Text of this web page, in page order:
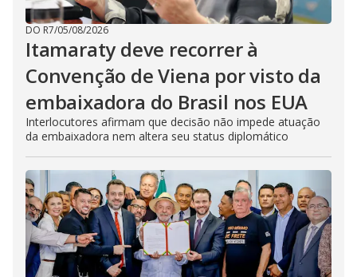
DO R7/05/08/2026
Itamaraty deve recorrer à
Convenção de Viena por visto da
embaixadora do Brasil nos EUA
Interlocutores afirmam que decisão não impede atuação
da embaixadora nem altera seu status diplomático